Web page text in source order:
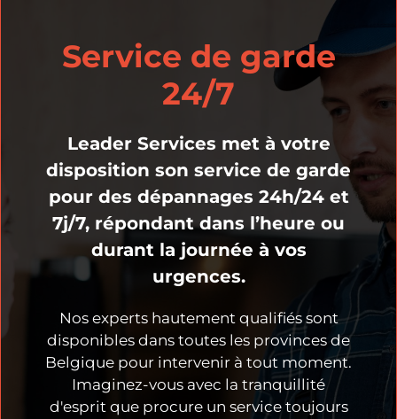
Service de garde
24/7
Leader Services met à votre
disposition son service de garde
pour des dépannages 24h/24 et
7j/7, répondant dans l’heure ou
durant la journée à vos
urgences.
Nos experts hautement qualifiés sont
disponibles dans toutes les provinces de
Belgique pour intervenir à tout moment.
Imaginez-vous avec la tranquillité
d'esprit que procure un service toujours